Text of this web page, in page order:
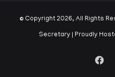
© Copyright 2026, All Rights
Secretary | Proudly